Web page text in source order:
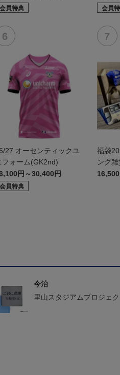
会員特典 会員
27 オーセンティックユ
フォーム(GK2nd)
円～30,400円
会員特典
福袋
ング
16,500
今治
里山スタジアムプロジェ